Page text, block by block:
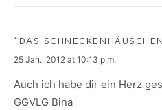
*DAS
says:
25 Jan., 2012 at 10:13 p.m.
Auch ich habe dir ein Herz
GGVLG Bina